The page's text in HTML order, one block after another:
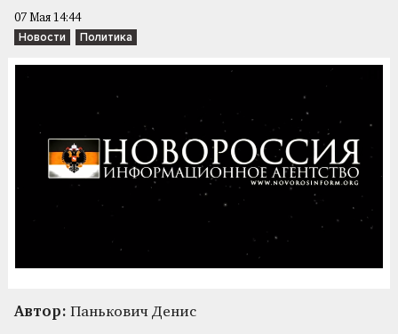
07 Мая 14:44
Новости Политика
Автор: Панькович Денис